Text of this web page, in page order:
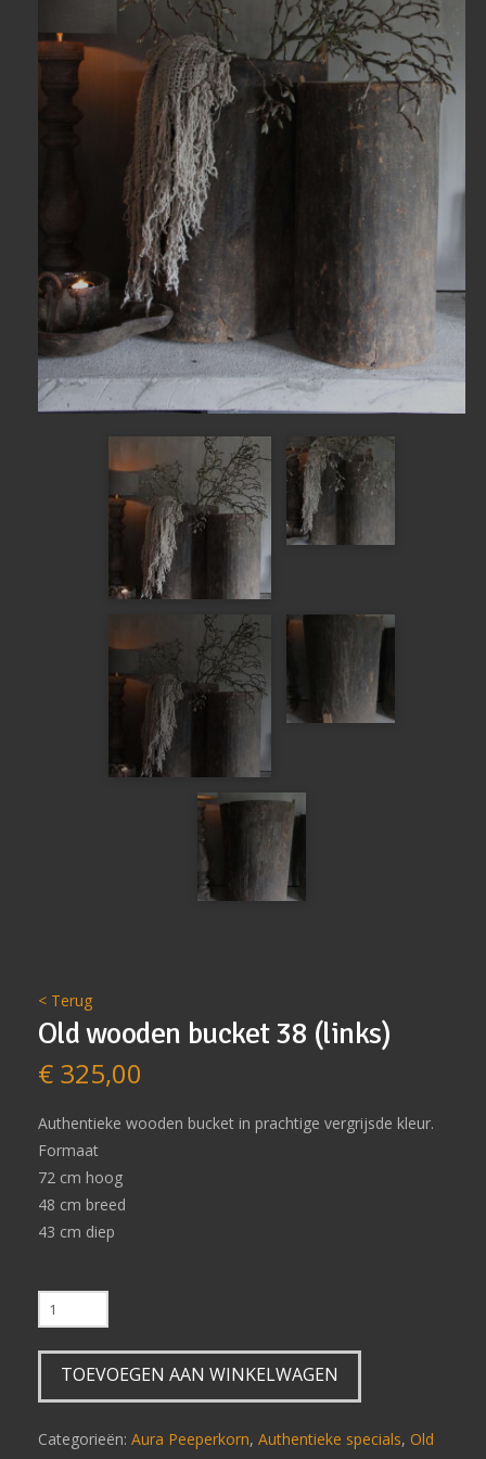
< Terug
Old wooden bucket 38 (links)
€325,00
Authentieke wooden bucket in prachtige vergrijsde kleur.
Formaat
72 cm hoog
48 cm breed
43 cm diep
Old
wooden
bucket
aantal
TOEVOEGEN AAN WINKELWAGEN
Categorieën: Aura Peeperkorn, Authentieke specials, Old